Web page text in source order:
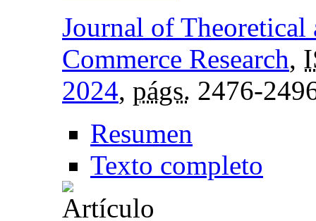
Journal of
Commerce Research,
2024, págs. 2476-
Resumen
Texto completo